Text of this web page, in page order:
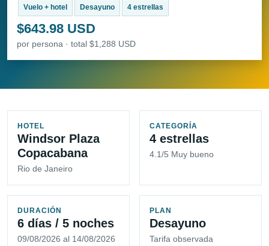
Vuelo + hotel Desayuno 4 estrellas
$643.98 USD
por persona · total $1,288 USD
HOTEL
Windsor Plaza
Copacabana
Rio de Janeiro
CATEGORÍA
4 estrellas
4.1/5 Muy bueno
DURACIÓN
6 días / 5 noches
09/08/2026 al 14/08/2026
PLAN
Desayuno
Tarifa observada